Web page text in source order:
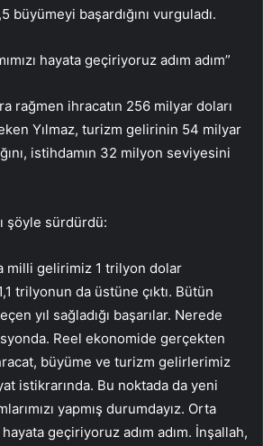
büyümeyi başardığını vurguladı.
hayata geçiriyoruz adım adım”
rağmen ihracatın 256 milyar doları
Yılmaz, turizm gelirinin 54 milyar
istihdamın 32 milyon seviyesini
şöyle sürdürdü:
milli gelirimiz 1 trilyon dolar
trilyonun da üstüne çıktı. Bütün
yıl sağladığı başarılar. Nerede
Reel ekonomide gerçekten
büyüme ve turizm gelirlerimiz
istikrarında. Bu noktada da yeni
yapmış durumdayız. Orta
hayata geçiriyoruz adım adım. İnşallah,